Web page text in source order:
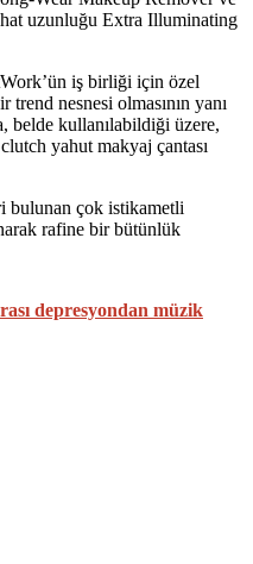
uzunluğu Extra Illuminating
iş birliği için özel
nesnesi olmasının yanı
belde kullanılabildiği üzere,
yahut makyaj çantası
bulunan çok istikametli
rafine bir bütünlük
depresyondan müzik